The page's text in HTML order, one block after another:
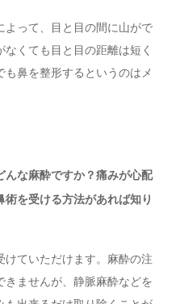
って、目と目の間に山がで
くても目と目の距離は短く
鼻を整形するというのはメ
な麻酔ですか？痛みが心配
を受ける方法があれば知り
ていただけます。麻酔の注
ませんが、静脈麻酔などを